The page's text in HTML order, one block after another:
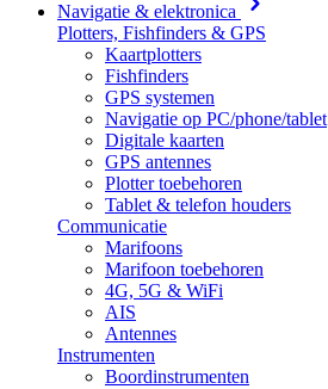
Navigatie & elektronica
Plotters, Fishfinders & GPS
Kaartplotters
Fishfinders
GPS systemen
Navigatie op PC/phone/tablet
Digitale kaarten
GPS antennes
Plotter toebehoren
Tablet & telefon houders
Communicatie
Marifoons
Marifoon toebehoren
4G, 5G & WiFi
AIS
Antennes
Instrumenten
Boordinstrumenten